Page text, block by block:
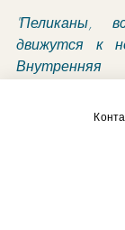
"Пеликаны,
движутся к
Внутренняя
жизни.